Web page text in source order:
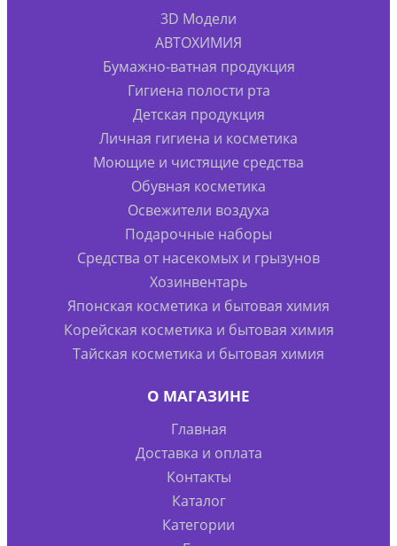
3D Модели
АВТОХИМИЯ
Бумажно-ватная продукция
Гигиена полости рта
Детская продукция
Личная гигиена и косметика
Моющие и чистящие средства
Обувная косметика
Освежители воздуха
Подарочные наборы
Средства от насекомых и грызунов
Хозинвентарь
Японская косметика и бытовая химия
Корейская косметика и бытовая химия
Тайская косметика и бытовая химия
О МАГАЗИНЕ
Главная
Доставка и оплата
Контакты
Каталог
Категории